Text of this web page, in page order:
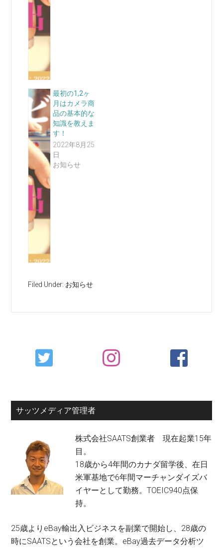
最初の1,2ヶ
月はカメラ商
品の基本的な
知識を教えま
す！
2022年8月25
日
お知らせ
Filed Under: お知らせ
Primary
Sidebar
サッツメディア管理者
株式会社SAATS創業者 現在起業15年
目。
18歳から4年間のカナダ留学後、在日
米軍基地で6年間マーチャンダイズバ
イヤーとして勤務。TOEIC940点保
持。
25歳よりeBay輸出入ビジネスを副業で開始し、28歳の
時にSAATSという会社を創業。eBay過去データ分析ツ